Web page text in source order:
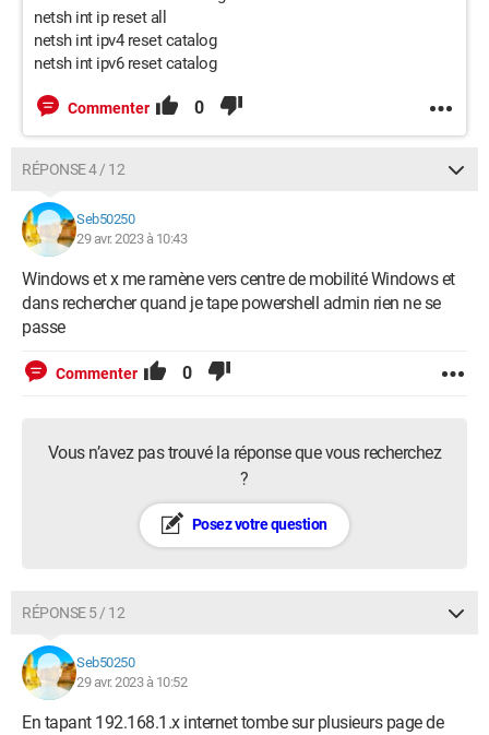
netsh int ip reset all
netsh int ipv4 reset catalog
netsh int ipv6 reset catalog
Commenter 0
RÉPONSE 4 / 12
Seb50250
29 avr. 2023 à 10:43
Windows et x me ramène vers centre de mobilité Windows et
dans rechercher quand je tape powershell admin rien ne se
passe
Commenter 0
Vous n’avez pas trouvé la réponse que vous recherchez
?
Posez votre question
RÉPONSE 5 / 12
Seb50250
29 avr. 2023 à 10:52
En tapant 192.168.1.x internet tombe sur plusieurs page de